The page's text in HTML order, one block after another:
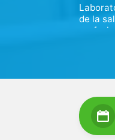
de la
apoyo